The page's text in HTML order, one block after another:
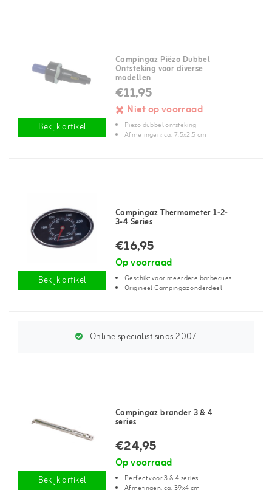
Bekijk artikel
Campingaz Piëzo Dubbel
Ontsteking voor diverse
modellen
€11,95
Niet op voorraad
Piëzo dubbel ontsteking
Afmetingen: ca. 7.5x2.5 cm
Bekijk artikel
Campingaz Thermometer 1-2-
3-4 Series
€16,95
Op voorraad
Geschikt voor meerdere barbecues
Origineel Campingaz onderdeel
Online specialist sinds 2007
Bekijk artikel
Campingaz brander 3 & 4
series
€24,95
Op voorraad
Perfect voor 3 & 4 series